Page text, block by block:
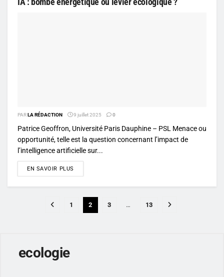
PARLA RÉDACTION 9 juillet 2025 0
Patrice Geoffron, Université Paris Dauphine – PSL Menace ou
opportunité, telle est la question concernant l’impact de
l’intelligence artificielle sur...
EN SAVOIR PLUS
1 2 3 … 13
ecologie